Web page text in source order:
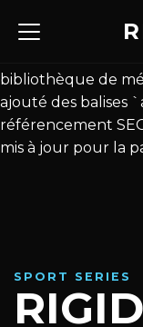
image principale
bibliothèque de
ajouté des balises
référencement
mis à jour pour la
SPORT SERIES